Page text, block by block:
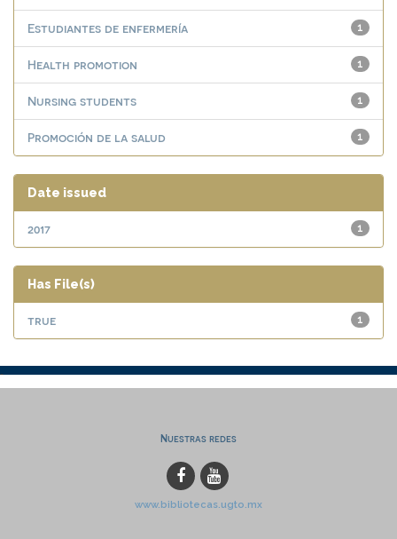
1
Estudiantes de enfermería
1
Health promotion
1
Nursing students
1
Promoción de la salud
Date issued
1
2017
Has File(s)
1
true
Nuestras redes
www.bibliotecas.ugto.mx